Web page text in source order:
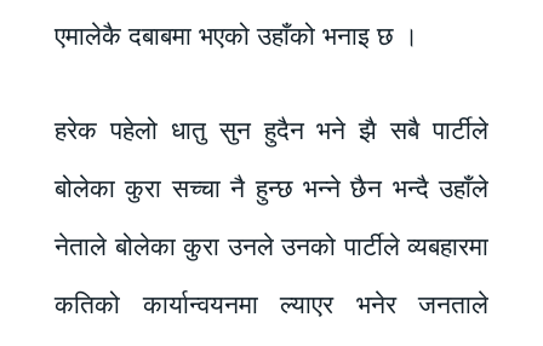
एमालेकै दबाबमा भएको उहाँको भनाइ छ ।
हरेक पहेलो धातु सुन हुदैन भने झै सबै पार्टीले
बोलेका कुरा सच्चा नै हुन्छ भन्ने छैन भन्दै उहाँले
नेताले बोलेका कुरा उनले उनको पार्टीले व्यबहारमा
कतिको कार्यान्वयनमा ल्याएर भनेर जनताले